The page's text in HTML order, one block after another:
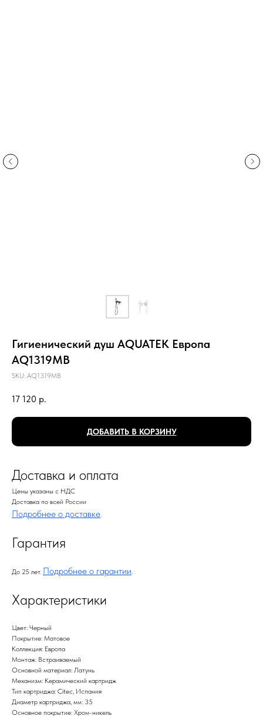
Гигиенический душ AQUATEK Европа
AQ1319MB
SKU: AQ1319MB
17 120 р.
ДОБАВИТЬ В КОРЗИНУ
Доставка и оплата
Цены указаны с НДС
Доставка по всей России
Подробнее о доставке.
Гарантия
До 25 лет. Подробнее о гарантии.
Характеристики
Цвет: Черный
Покрытие: Матовое
Коллекция: Европа
Монтаж: Встраиваемый
Основной материал: Латунь
Механизм: Керамический картридж
Тип картриджа: Citec, Испания
Диаметр картриджа, мм: 35
Основное покрытие: Хром-никель